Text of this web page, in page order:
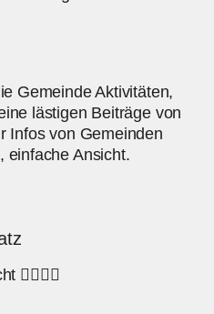
Gemeinde Aktivitäten,
lästigen Beiträge von
Infos von Gemeinden
einfache Ansicht.